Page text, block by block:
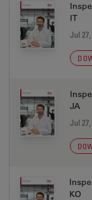
IT
Jul 27,
JA
Jul 27,
KO